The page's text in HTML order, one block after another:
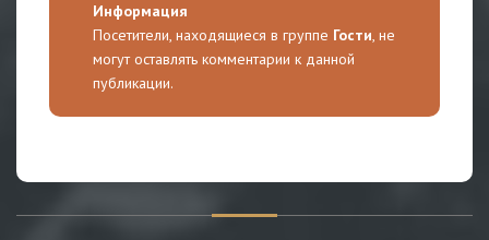
Информация
Посетители, находящиеся в группе Гости, не
могут оставлять комментарии к данной
публикации.